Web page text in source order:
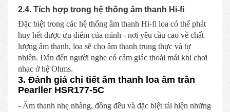
2.4. Tích hợp trong hệ thống âm thanh Hi-fi
Đặc biệt trong các hệ thống âm thanh Hi-fi loa có thể phát
huy hết được ưu điểm của mình - nơi yêu cầu cao về chất
lượng âm thanh, loa sẽ cho âm thanh trung thực và tự
nhiên. Dẫn đến người nghe có cảm giác thoải mái khi chơi
nhạc ở hệ Ohms.
3. Đánh giá chi tiết âm thanh loa âm trần
Pearller HSR177-5C
- Âm thanh nhẹ nhàng, đồng đều và đặc biệt tái hiện những